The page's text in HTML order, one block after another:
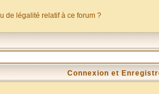
de légalité relatif à ce forum ?
Connexion et